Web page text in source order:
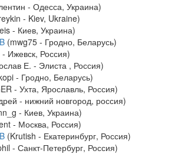
- Одесса, Украина)
- Kiev, Ukraine)
- Киев, Украина)
(mwg75 - Гродно, Беларусь)
- Ижевск, Россия)
Е. - Элиста , Россия)
- Гродно, Беларусь)
- Ухта, Ярославль, Россия)
- нижний новгород, россия)
- Киев, Украина)
- Москва, Россия)
(Krutish - Екатеринбург, Россия)
- Санкт-Петербург, Россия)